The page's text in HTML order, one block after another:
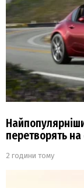
перетворять
2 години тому